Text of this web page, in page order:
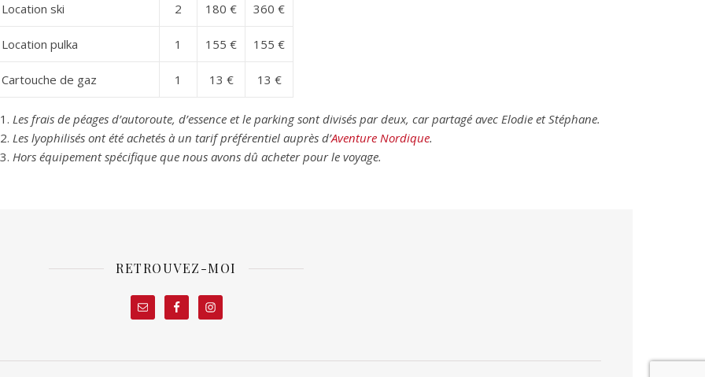
Location ski 2 180 € 360 €
Location pulka 1 155 € 155 €
Cartouche de gaz 1 13 € 13 €
Les frais de péages d’autoroute, d’essence et le parking sont divisés par deux, car partagé avec Elodie et Stéphane.
Les lyophilisés ont été achetés à un tarif préférentiel auprès d’Aventure Nordique.
Hors équipement spécifique que nous avons dû acheter pour le voyage.
RETROUVEZ-MOI